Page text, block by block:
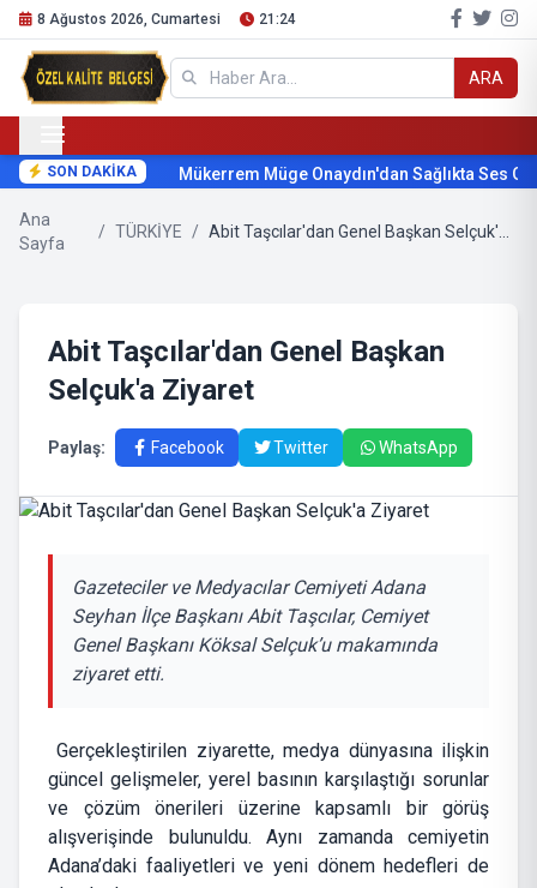
8 Ağustos 2026, Cumartesi 21:24
ARA
SON DAKİKA Mükerrem Müge Onaydın'dan Sağlıkta Ses
Ana
Sayfa
/ TÜRKİYE /
Abit Taşcılar'dan Genel Başkan
Selçuk'a Ziyaret
Paylaş: Facebook Twitter WhatsApp
Gazeteciler ve Medyacılar Cemiyeti Adana
Seyhan İlçe Başkanı Abit Taşcılar, Cemiyet
Genel Başkanı Köksal Selçuk’u makamında
ziyaret etti.
Gerçekleştirilen ziyarette, medya dünyasına ilişkin
güncel gelişmeler, yerel basının karşılaştığı sorunlar
ve çözüm önerileri üzerine kapsamlı bir görüş
alışverişinde bulunuldu. Aynı zamanda cemiyetin
Adana’daki faaliyetleri ve yeni dönem hedefleri de